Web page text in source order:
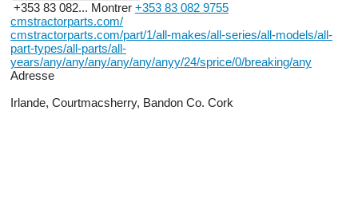
+353 83 082... Montrer +353 83 082 9755
cmstractorparts.com/
cmstractorparts.com/part/1/all-makes/all-series/all-models/all-
part-types/all-parts/all-
years/any/any/any/any/any/anyy/24/sprice/0/breaking/any
Adresse
Irlande, Courtmacsherry, Bandon Co. Cork